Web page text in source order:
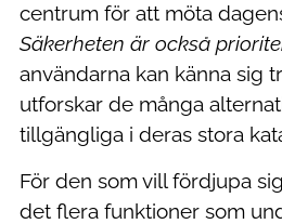
centrum för att möta
Säkerheten är också
användarna kan känna sig
utforskar de många
tillgängliga i deras stora
För den som vill fördjupa
det flera funktioner som